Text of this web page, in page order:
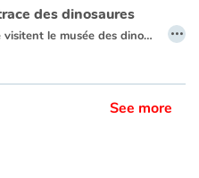
des dinosaures
Caillou et sa famille visitent le musée des dinosaures. Caillou aime observer les squelettes de dinosaure et en apprendre davantage sur les différentes espèces. Lorsque Caillou perd la trace de ses parents, il sait quoi faire en attendant que Maman le trouve. Puis, quand il perd Rexy, Caillou retrace ses pas jusqu'à sa peluche favorite.
en anglis :Caillou - The dinosaur museum
…
See more